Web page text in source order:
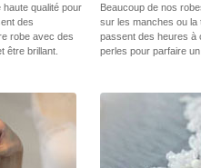
qualité pour
des
robe avec des
être brillant.
Beaucoup de nos
sur les manches ou la
passent des heures à
perles pour parfaire